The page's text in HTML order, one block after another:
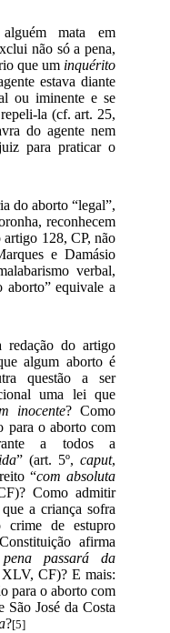
mata em
não só a pena,
que um inquérito
estava diante
ou iminente e se
la (cf. art. 25,
do agente nem
para praticar o
do aborto “legal”,
reconhecem
artigo 128, CP, não
e Damásio
verbal,
aborto” equivale a
redação do artigo
algum aborto é
questão a ser
uma lei que
inocente? Como
para o aborto com
a todos a
” (art. 5º,caput,
“com absoluta
Como admitir
a criança sofra
crime de estupro
afirma
pena passará da
XLV, CF)? E mais:
para o aborto com
São José da Costa
?[5]